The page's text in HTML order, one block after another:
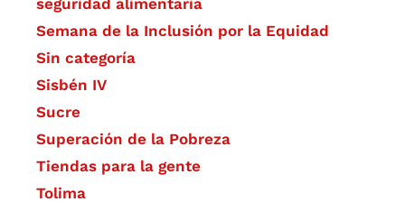
seguridad alimentaria
Semana de la Inclusión por la Equidad
Sin categoría
Sisbén IV
Sucre
Superación de la Pobreza
Tiendas para la gente
Tolima